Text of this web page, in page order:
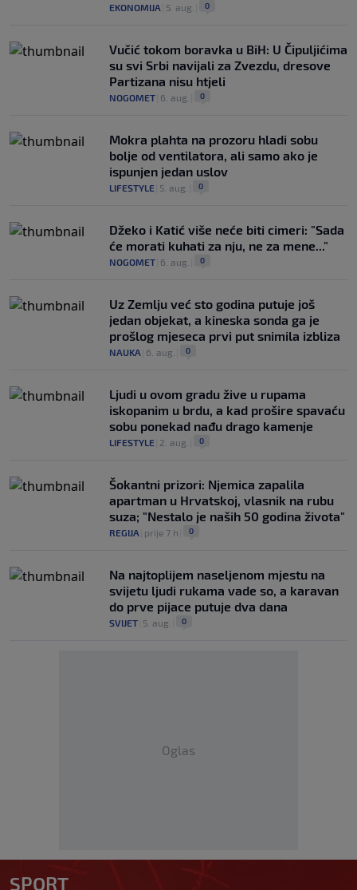
EKONOMIJA 5. aug. 0
Vučić tokom boravka u BiH: U Čipuljićima
su svi Srbi navijali za Zvezdu, dresove
Partizana nisu htjeli
NOGOMET 6. aug. 0
Mokra plahta na prozoru hladi sobu
bolje od ventilatora, ali samo ako je
ispunjen jedan uslov
LIFESTYLE 5. aug. 0
Džeko i Katić više neće biti cimeri: "Sada
će morati kuhati za nju, ne za mene..."
NOGOMET 6. aug. 0
Uz Zemlju već sto godina putuje još
jedan objekat, a kineska sonda ga je
prošlog mjeseca prvi put snimila izbliza
NAUKA 6. aug. 0
Ljudi u ovom gradu žive u rupama
iskopanim u brdu, a kad prošire spavaću
sobu ponekad nađu drago kamenje
LIFESTYLE 2. aug. 0
Šokantni prizori: Njemica zapalila
apartman u Hrvatskoj, vlasnik na rubu
suza; "Nestalo je naših 50 godina života"
REGIJA prije 7 h 0
Na najtoplijem naseljenom mjestu na
svijetu ljudi rukama vade so, a karavan
do prve pijace putuje dva dana
SVIJET 5. aug. 0
Oglas
SPORT